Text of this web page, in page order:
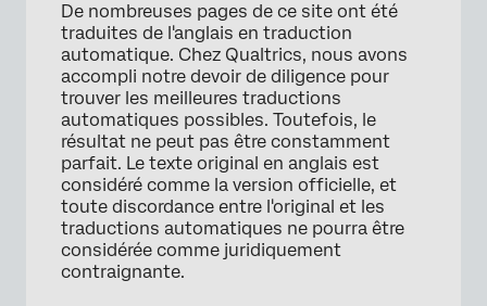
De nombreuses pages de ce site ont été
traduites de l'anglais en traduction
automatique. Chez Qualtrics, nous avons
accompli notre devoir de diligence pour
trouver les meilleures traductions
automatiques possibles. Toutefois, le
résultat ne peut pas être constamment
parfait. Le texte original en anglais est
considéré comme la version officielle, et
toute discordance entre l'original et les
traductions automatiques ne pourra être
considérée comme juridiquement
contraignante.